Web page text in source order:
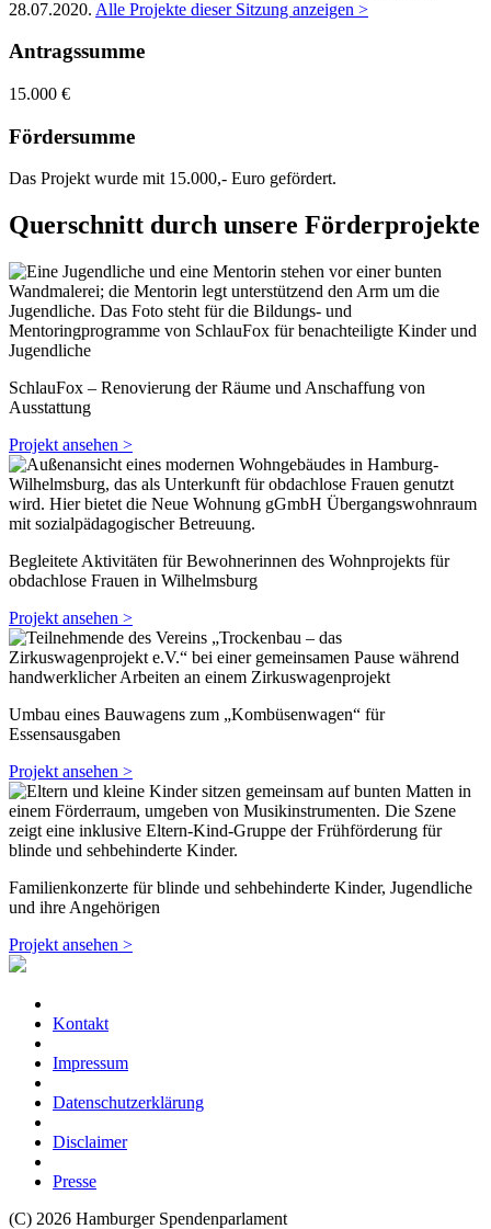
28.07.2020. Alle Projekte dieser Sitzung anzeigen >
Antragssumme
15.000 €
Fördersumme
Das Projekt wurde mit 15.000,- Euro gefördert.
Querschnitt durch unsere Förderprojekte
SchlauFox – Renovierung der Räume und Anschaffung von
Ausstattung
Projekt ansehen >
Begleitete Aktivitäten für Bewohnerinnen des Wohnprojekts für
obdachlose Frauen in Wilhelmsburg
Projekt ansehen >
Umbau eines Bauwagens zum „Kombüsenwagen“ für
Essensausgaben
Projekt ansehen >
Familienkonzerte für blinde und sehbehinderte Kinder, Jugendliche
und ihre Angehörigen
Projekt ansehen >
Kontakt
Impressum
Datenschutzerklärung
Disclaimer
Presse
(C) 2026 Hamburger Spendenparlament